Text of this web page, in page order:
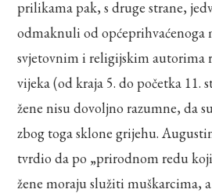
prilikama pak, s druge strane,
odmaknuli od općeprihvaćenoga
svjetovnim i religijskim autorima
vijeka (od kraja 5. do početka 11.
žene nisu dovoljno razumne, da
zbog toga sklone grijehu.
tvrdio da po „prirodnom redu
žene moraju služiti muškarcima,